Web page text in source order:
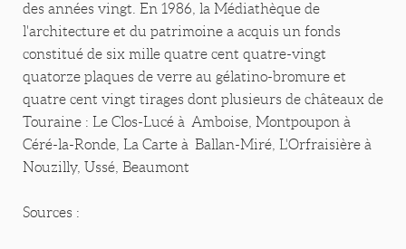
des années vingt. En 1986, la Médiathèque de
l'architecture et du patrimoine a acquis un fonds
constitué de six mille quatre cent quatre-vingt
quatorze plaques de verre au gélatino-bromure et
quatre cent vingt tirages dont plusieurs de châteaux de
Touraine : Le Clos-Lucé à Amboise, Montpoupon à
Céré-la-Ronde, La Carte à Ballan-Miré, L'Orfraisière à
Nouzilly, Ussé, Beaumont
Sources :